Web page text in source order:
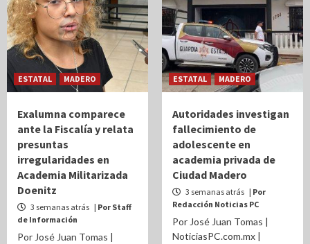
ESTATAL MADERO
Exalumna comparece
ante la Fiscalía y relata
presuntas
irregularidades en
Academia Militarizada
Doenitz
3 semanas atrás | Por Staff
de Información
Por José Juan Tomas |
ESTATAL MADERO
Autoridades investigan
fallecimiento de
adolescente en
academia privada de
Ciudad Madero
3 semanas atrás | Por
Redacción Noticias PC
Por José Juan Tomas |
NoticiasPC.com.mx |